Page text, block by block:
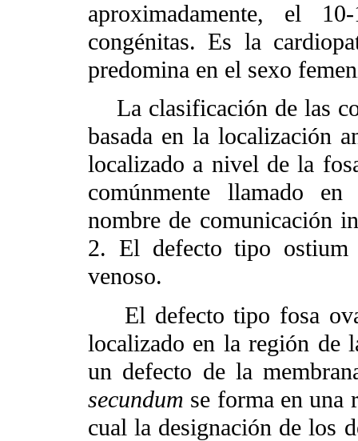
aproximadamente, el
congénitas. Es la
predomina en el sexo
La clasificación de las
basada en la localización
localizado a nivel de la
comúnmente llamado
nombre de comunicación
2. El defecto tipo
venoso.
El defecto tipo fosa
localizado en la región de
un defecto de la
secundum se forma en una
cual la designación de los